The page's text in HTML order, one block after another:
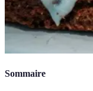
Sommaire